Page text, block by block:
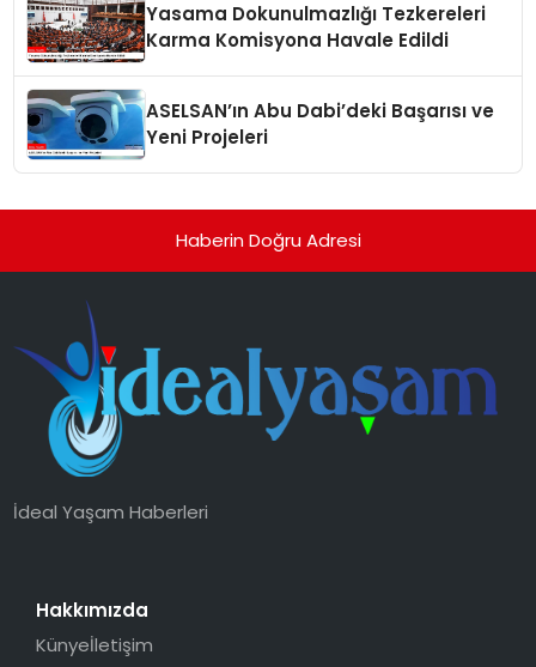
Yasama Dokunulmazlığı Tezkereleri
Karma Komisyona Havale Edildi
ASELSAN’ın Abu Dabi’deki Başarısı ve
Yeni Projeleri
Haberin Doğru Adresi
İdeal Yaşam Haberleri
Hakkımızda
Künyeİletişim